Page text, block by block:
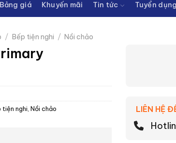
Bảng giá Khuyến mãi Tin tức Tuyển dụng
/ Bếp tiện nghi / Nồi chảo
tiện nghi Nồi chảo LIÊN HỆ